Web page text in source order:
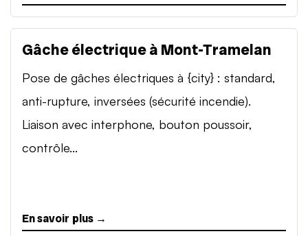
Gâche électrique à Mont-Tramelan
Pose de gâches électriques à {city} : standard,
anti-rupture, inversées (sécurité incendie).
Liaison avec interphone, bouton poussoir,
contrôle...
En savoir plus →